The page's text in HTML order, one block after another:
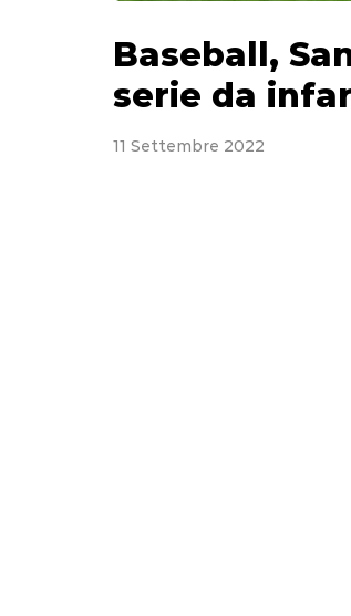
Baseball,
serie da
11 Settembre 2022